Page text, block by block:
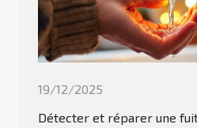
19/12/2025
Détecter et réparer une